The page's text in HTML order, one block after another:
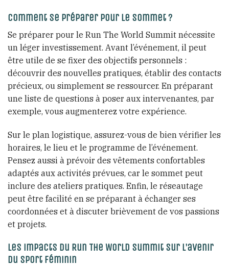
Comment se préparer pour le sommet ?
Se préparer pour le Run The World Summit nécessite
un léger investissement. Avant l’événement, il peut
être utile de se fixer des objectifs personnels :
découvrir des nouvelles pratiques, établir des contacts
précieux, ou simplement se ressourcer. En préparant
une liste de questions à poser aux intervenantes, par
exemple, vous augmenterez votre expérience.
Sur le plan logistique, assurez-vous de bien vérifier les
horaires, le lieu et le programme de l’événement.
Pensez aussi à prévoir des vêtements confortables
adaptés aux activités prévues, car le sommet peut
inclure des ateliers pratiques. Enfin, le réseautage
peut être facilité en se préparant à échanger ses
coordonnées et à discuter brièvement de vos passions
et projets.
Les impacts du Run The World Summit sur l’avenir
du sport féminin